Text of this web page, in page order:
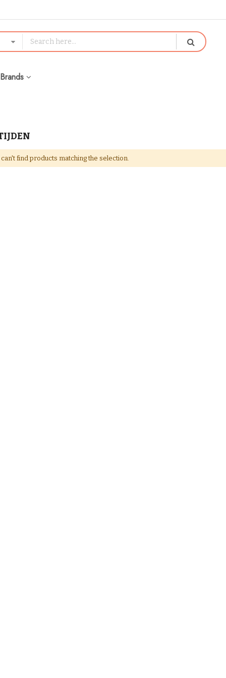
Brands
can't find products matching the selection.